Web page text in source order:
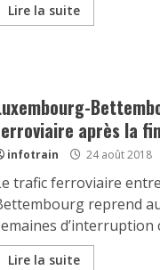
Lire la suite
après la
infotrain 24 août 2018
trafic ferroviaire
reprend
d’interruption
Lire la suite